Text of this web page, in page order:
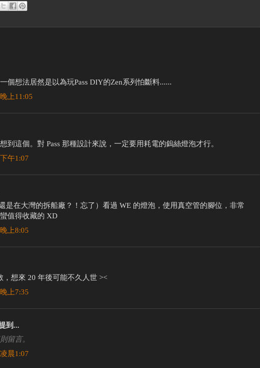
個想法居然是以為玩Pass DIY的Zen系列怕斷料......
上11:05
到這個。對 Pass 那種設計來說，一定要用耗電的鎢絲燈泡才行。
午1:07
是在大灣的拆船廠？！忘了）看過 WE 的燈泡，使用真空管的腳位，非常
值得收藏的 XD
上8:05
，想來 20 年後可能不久人世 ><
上7:35
到...
留言。
晨1:07